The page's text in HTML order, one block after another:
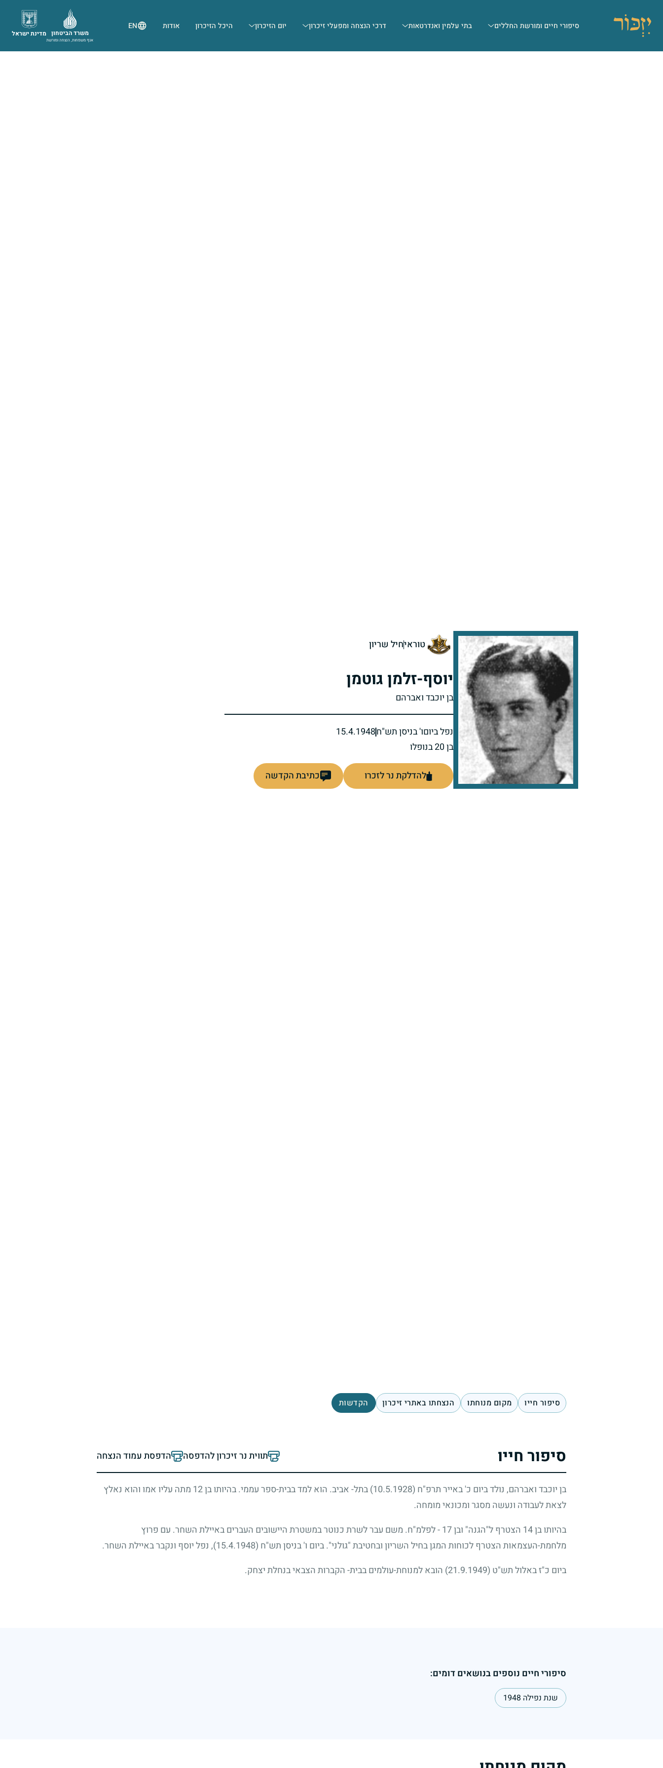
סיפורי חיים ומורשת החללים בתי עלמין ואנדרטאות דרכי הנצחה ומפעלי זיכרון יום הזיכרון היכל הזיכרון אודות EN
מדינת ישראל משרד הביטחון
אגף משפחות, הנצחה ומורשת
טוראיחיל שריון
יוסף-זלמן גוטמן
בן יוכבד ואברהם
נפל ביוםו' בניסן תש"ח15.4.1948
בן 20 בנופלו
להדלקת נר לזכרו כתיבת הקדשה
סיפור חייו מקום מנוחתו הנצחתו באתרי זיכרון הקדשות
סיפור חייו תווית נר זיכרון להדפסה הדפסת עמוד הנצחה
בן יוכבד ואברהם, נולד ביום כ' באייר תרפ"ח (10.5.1928) בתל- אביב. הוא למד בבית-ספר עממי. בהיותו בן12 מתה עליו אמו והוא נאלץ
לצאת לעבודה ונעשה מסגר ומכונאי מומחה.
בהיותו בן14 הצטרף ל"הגנה" ובן17- לפלמ"ח. משם עבר לשרת כנוטר במשטרת היישובים העברים באיילת השחר. עם פרוץ
מלחמת-העצמאות הצטרף לכוחות המגן בחיל השריון ובחטיבת "גולני". ביום ו' בניסן תש"ח (15.4.1948)
, נפל יוסף ונקבר באיילת השחר.
ביום כ"ז באלול תש"ט (21.9.1949) הובא למנוחת-עולמים בבית- הקברות הצבאי בנחלת יצחק.
סיפורי חיים נוספים בנושאים דומים:
שנת נפילה 1948